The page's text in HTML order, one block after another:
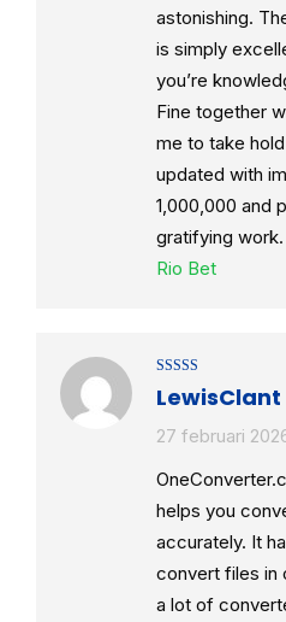
astonishing.
is simply
you’re
Fine together
me to take
updated with
1,000,000 and
gratifying work.
Rio Bet
Gewaardeerd
4uit 5
LewisClant
27 februari
helps you
accurately. It
convert files in
a lot of